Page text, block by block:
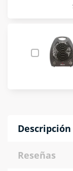
Descripción
Reseñas